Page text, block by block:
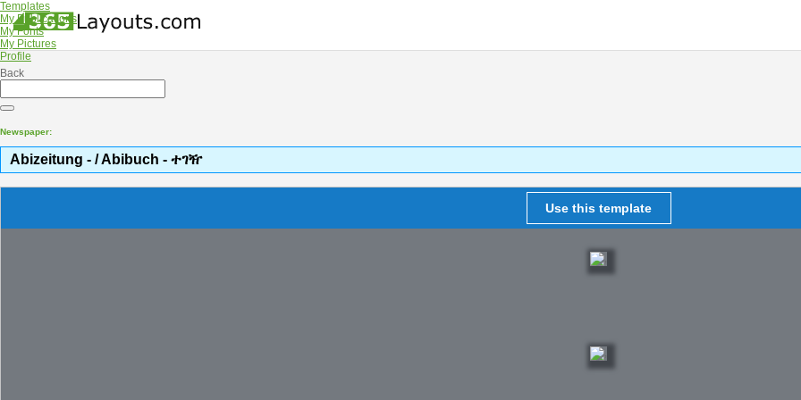
Templates
My Publications
My Fonts
My Pictures
Profile
Back
Newspaper:
Abizeitung - / Abibuch - ተገዥ
Use this template